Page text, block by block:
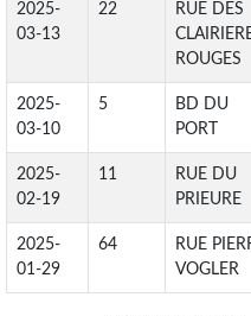
2025-
03-13
22
RUE DES
ROUGES
2025-
03-10
5
BD DU
PORT
2025-
02-19
11
RUE DU
PRIEURE
2025-
01-29
64
RUE
VOGLER